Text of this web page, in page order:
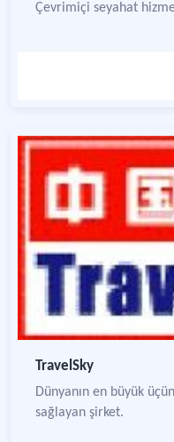
Çevrimiçi seyahat
TravelSky
Dünyanın en büyük
sağlayan şirket.